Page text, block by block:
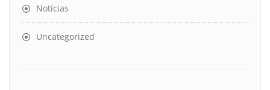
Notícias
Uncategorized